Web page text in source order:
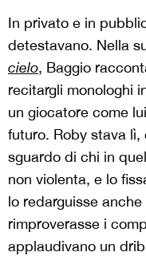
In privato e in
detestavano. Nella
cielo, Baggio
recitargli monologhi
un giocatore come
futuro. Roby stava
sguardo di chi in
non violenta, e lo
lo redarguisse
rimproverasse i
applaudivano un